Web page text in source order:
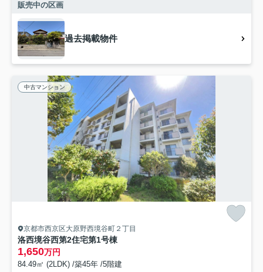
販売中の区画
過去掲載物件
中古マンション
京都市西京区大原野西境谷町２丁目
洛西境谷西第2住宅第1号棟
1,650万円
84.49㎡ (2LDK) /築45年 /5階建